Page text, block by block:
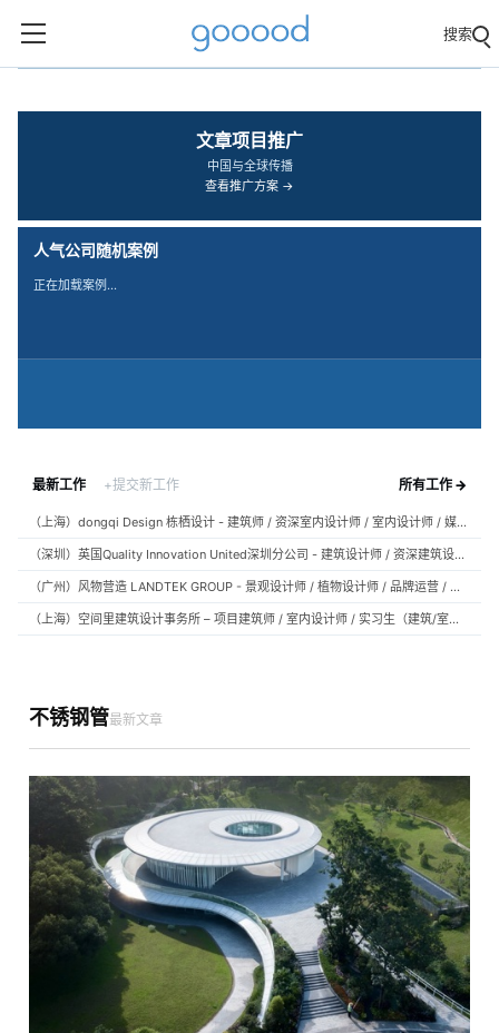
搜索
文章项目推广
中国与全球传播
查看推广方案 →
人气公司随机案例
正在加载案例…
最新工作 +提交新工作 所有工作 →
（上海）dongqi Design 栋栖设计 - 建筑师 / 资深室内设计师 / 室内设计师 / 媒体及公共关系主管 / 设计实习生（常年招聘）
（深圳）英国Quality Innovation United深圳分公司 - 建筑设计师 / 资深建筑设计师 / 室内设计师 / 设计实习生
（广州）风物营造 LANDTEK GROUP - 景观设计师 / 植物设计师 / 品牌运营 / 实习生
（上海）空间里建筑设计事务所 – 项目建筑师 / 室内设计师 / 实习生（建筑/室内）
不锈钢管最新文章